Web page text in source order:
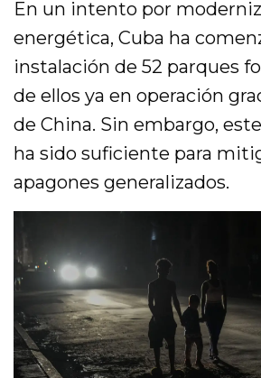
En un intento por
energética, Cuba ha
instalación de 52 parques
de ellos ya en operación
de China. Sin embargo,
ha sido suficiente para
apagones generalizados.